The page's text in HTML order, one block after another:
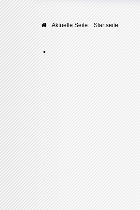
Aktuelle Seite:Startseite